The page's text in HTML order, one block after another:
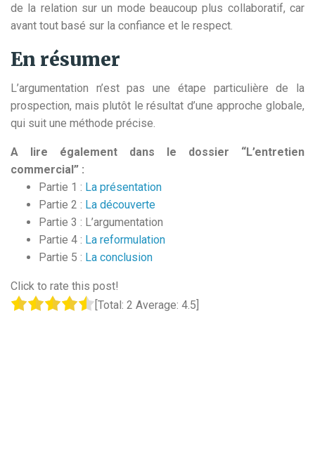
de la relation sur un mode beaucoup plus collaboratif, car
avant tout basé sur la confiance et le respect.
En résumer
L’argumentation n’est pas une étape particulière de la
prospection, mais plutôt le résultat d’une approche globale,
qui suit une méthode précise.
A lire également dans le dossier “L’entretien
commercial” :
Partie 1 : La présentation
Partie 2 : La découverte
Partie 3 : L’argumentation
Partie 4 : La reformulation
Partie 5 : La conclusion
Click to rate this post!
[Total: 2 Average: 4.5